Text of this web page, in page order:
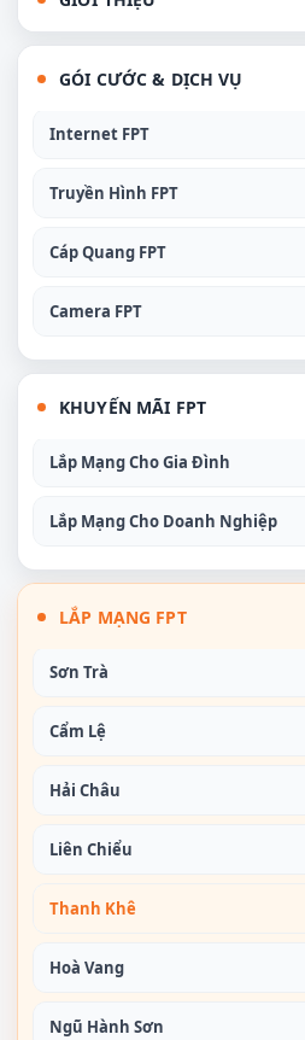
GÓI CƯỚC & DỊCH VỤ
Internet FPT
Truyền Hình FPT
Cáp Quang FPT
Camera FPT
KHUYẾN MÃI FPT
Lắp Mạng Cho Gia Đình
Lắp Mạng Cho Doanh Nghiệp
LẮP MẠNG FPT
Sơn Trà
Cẩm Lệ
Hải Châu
Liên Chiểu
Thanh Khê
Hoà Vang
Ngũ Hành Sơn